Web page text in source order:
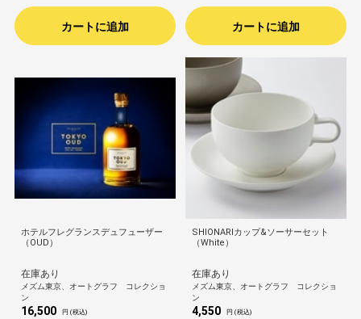
カートに追加 カートに追加
ホテルフレグランスデュフューザー
（OUD）
在庫あり
メズム東京、オートグラフ コレクショ
ン
16,500 円 (税込)
SHIONARIカップ&ソーサーセット
（White）
在庫あり
メズム東京、オートグラフ コレクショ
ン
4,550 円 (税込)